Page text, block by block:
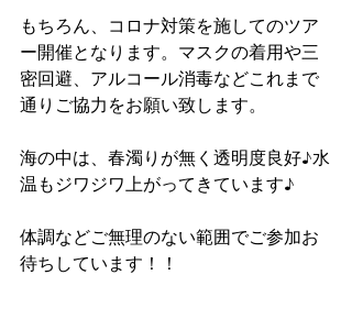
もちろん、コロナ対策を施してのツア
ー開催となります。マスクの着用や三
密回避、アルコール消毒などこれまで
通りご協力をお願い致します。
海の中は、春濁りが無く透明度良好♪水
温もジワジワ上がってきています♪
体調などご無理のない範囲でご参加お
待ちしています！！